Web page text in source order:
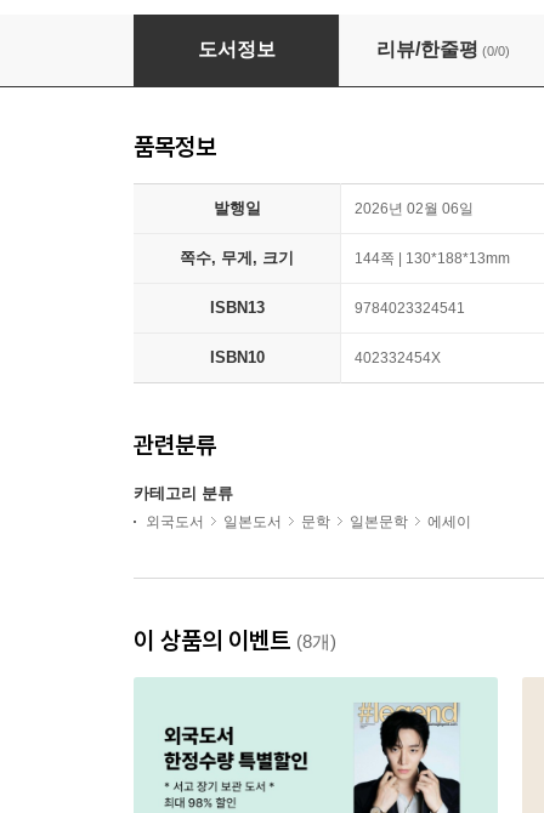
もっとアザとく,自分ラシく
도서정보 리뷰/한줄평 (0/0)
품목정보
발행일 2026년 02월 06일
쪽수, 무게, 크기 144쪽 | 130*188*13mm
ISBN13 9784023324541
ISBN10 402332454X
관련분류
카테고리 분류
외국도서 일본도서 문학 일본문학 에세이
이 상품의 이벤트 (8개)